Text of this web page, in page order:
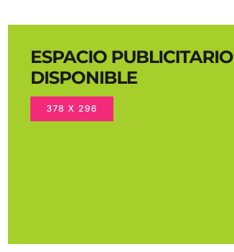
ESPACIO PUBLICITARIO
DISPONIBLE
378 X 296